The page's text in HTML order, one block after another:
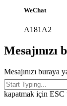
WeChat
A181A2
Mesajınızı
Mesajınızı buraya
kapatmak için ESC